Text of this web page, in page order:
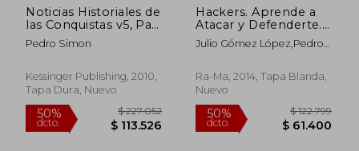
Noticias Historiales de
las Conquistas v5, Part
3: De Tierra Firme en
las Indias
Pedro Simon
Kessinger Publishing, 2010,
Tapa Dura, Nuevo
Hackers. Aprende a
Atacar y Defenderte.
2ª Edición Actualizada
Julio Gómez López,Pedro
De Castro Simón
Ra-Ma, 2014, Tapa Blanda,
Nuevo